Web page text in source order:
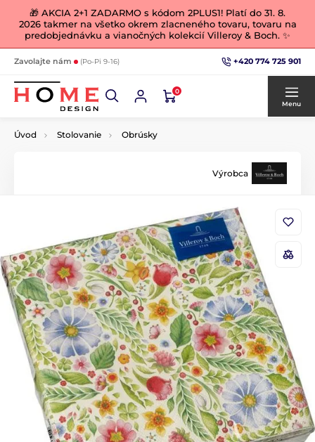
🎁 AKCIA 2+1 ZADARMO s kódom 2PLUS1! Platí do 31. 8.
2026 takmer na všetko okrem zlacneného tovaru, tovaru na
predobjednávku a vianočných kolekcií Villeroy & Boch. ✨
Zavolajte nám (Po-Pi 9-16) +420 774 725 901
0
Menu
Úvod Stolovanie Obrúsky
Výrobca